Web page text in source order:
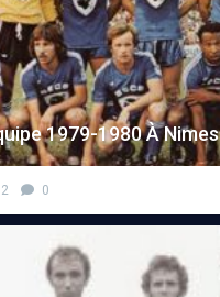
1979-1980 À Nimes
0